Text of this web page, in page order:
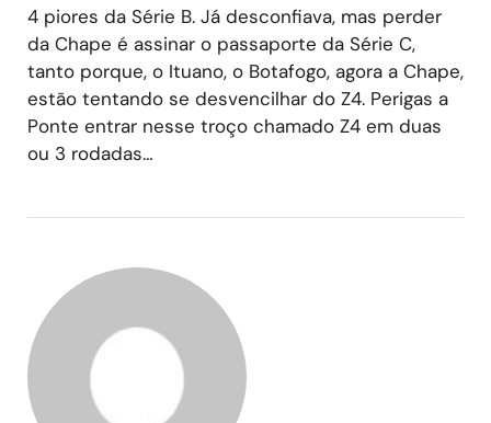
4 piores da Série B. Já desconfiava, mas perder
da Chape é assinar o passaporte da Série C,
tanto porque, o Ituano, o Botafogo, agora a Chape,
estão tentando se desvencilhar do Z4. Perigas a
Ponte entrar nesse troço chamado Z4 em duas
ou 3 rodadas…